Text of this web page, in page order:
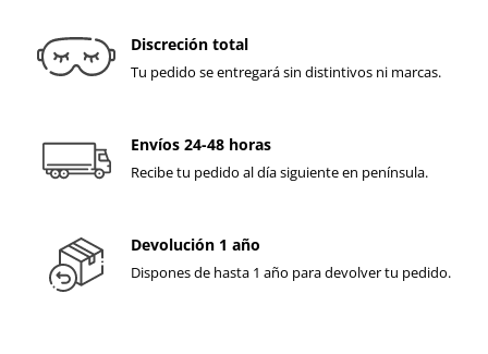
Discreción total
Tu pedido se entregará sin distintivos ni marcas.
Envíos 24-48 horas
Recibe tu pedido al día siguiente en península.
Devolución 1 año
Dispones de hasta 1 año para devolver tu pedido.